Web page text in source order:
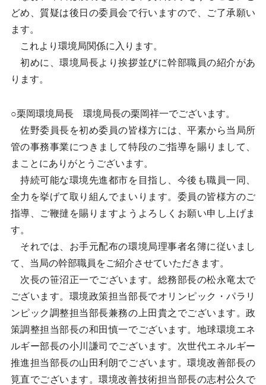
どめ、質疑は後日の委員会で行いますので、ご了承願い
ます。
これより環境局関係に入ります。
初めに、環境局長より挨拶並びに幹部職員の紹介があ
ります。
○栗岡環境局長 環境局長の栗岡祥一でございます。
佐野委員長を初め委員の皆様方には、平素から当局所
管の事務事業につきまして特段のご指導を賜りまして、
まことにありがとうございます。
持続可能な環境先進都市を目指し、今後も職員一同、
全力を挙げて取り組んでまいります。委員の皆様方のご
指導、ご鞭撻を賜りますようよろしくお願い申し上げま
す。
それでは、お手元配布の環境局理事者名簿に従いまし
て、当局の幹部職員をご紹介させていただきます。
次長の笹沼正一でございます。総務部長の松永竜太で
ございます。環境政策担当部長でオリンピック・パラリ
ンピック調整担当部長兼務の上田貴之でございます。政
策調整担当部長の和田慎一でございます。地球環境エネ
ルギー部長の小川謙司でございます。次世代エネルギー
推進担当部長の山田利朗でございます。環境改善部長の
筧直でございます。環境改善技術担当部長の志村公久で